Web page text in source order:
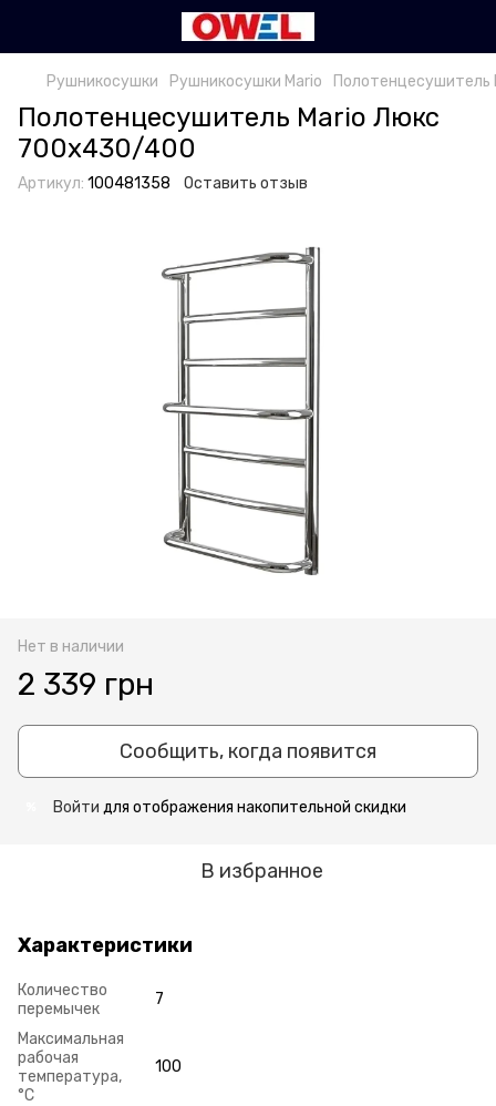
Рушникосушки Рушникосушки Mario
Полотенцесушитель Mario Люкс
700x430/400
Артикул: 100481358 Оставить отзыв
Нет в наличии
2 339 грн
Сообщить, когда появится
Войти для отображения накопительной скидки
В избранное
Характеристики
Количество
перемычек
7
Максимальная
рабочая
температура,
°С
100